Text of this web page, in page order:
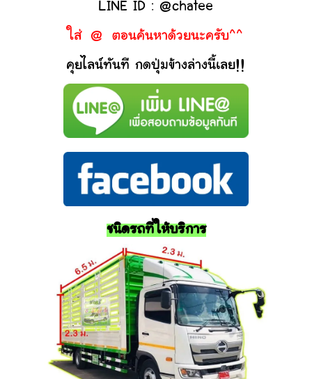
LINE ID : @chatee
ใส่ @ ตอนค้นหาด้วยนะครับ^^
คุยไลน์ทันที กดปุ่มข้างล่างนี้เลย!!
ชนิดรถที่ให้บริการ